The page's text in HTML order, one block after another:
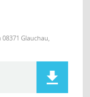
Glauchau,